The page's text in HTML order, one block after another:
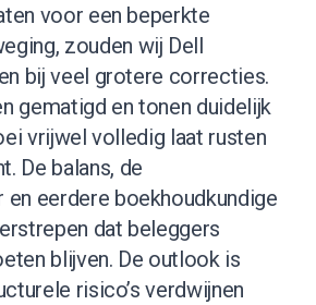
voor een beperkte
zouden wij Dell
bij veel grotere correcties.
gematigd en tonen duidelijk
vrijwel volledig laat rusten
De balans, de
en eerdere boekhoudkundige
dat beleggers
blijven. De outlook is
risico’s verdwijnen